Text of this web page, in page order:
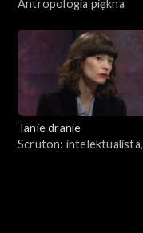
Antropologia piękna
Tanie dranie
Scruton: intelektualista,